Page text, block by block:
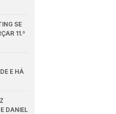
SE
11.º
E HÁ
DANIEL